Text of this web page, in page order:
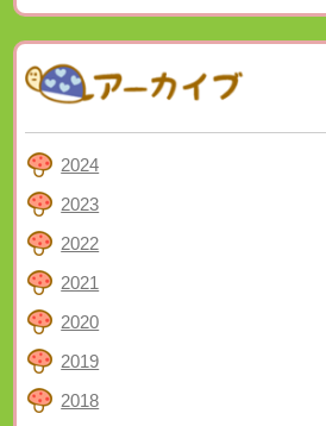
2024
2023
2022
2021
2020
2019
2018